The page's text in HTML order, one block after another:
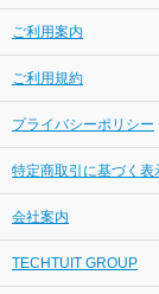
ご利用案内
ご利用規約
プライバシーポリシー
特定商取引に基づく表
会社案内
TECHTUIT GROUP